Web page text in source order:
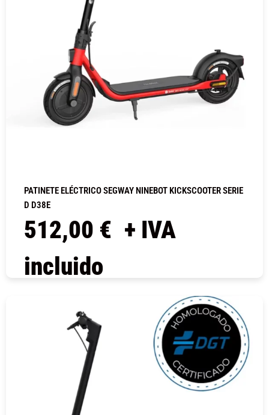
PATINETE ELÉCTRICO SEGWAY NINEBOT KICKSCOOTER SERIE
D D38E
512,00 € + IVA
incluido